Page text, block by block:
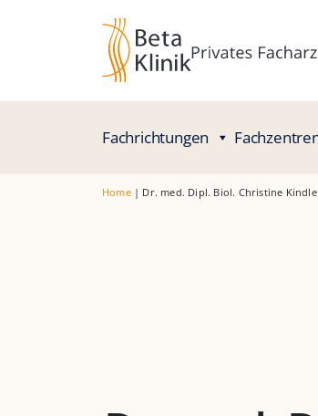
Fachrichtungen
Home| Dr. med. Dipl. Biol. Christine